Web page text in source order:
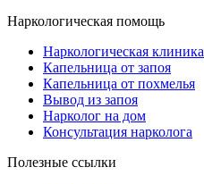
Наркологическая помощь
Наркологическая клиника
Капельница от запоя
Капельница от похмелья
Вывод из запоя
Нарколог на дом
Консультация нарколога
Полезные ссылки